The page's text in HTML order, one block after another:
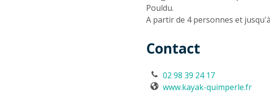
Pouldu.
A partir de 4 personnes et
Contact
02 98 39 24 17
www.kayak-quimperle.fr